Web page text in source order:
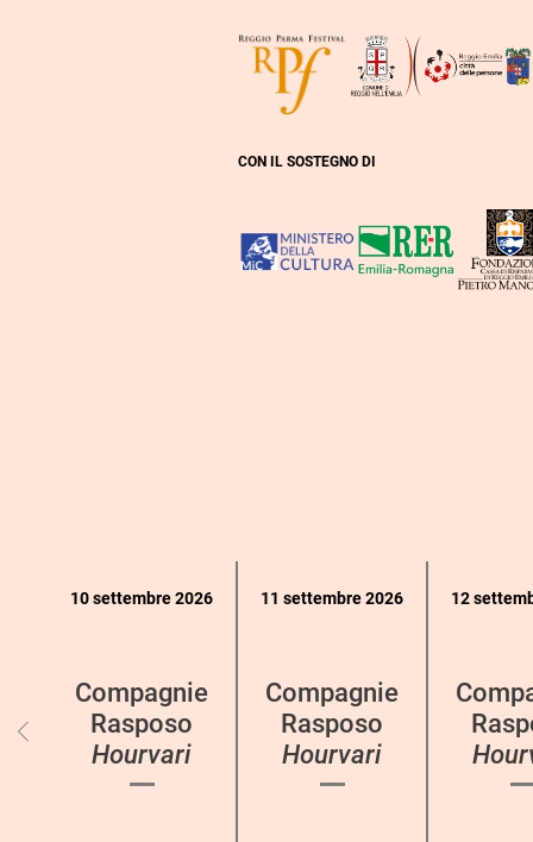
CON IL SOSTEGNO DI
eventi
10 settembre 2026
Compagnie
Rasposo
Hourvari
11 settembre 2026
Compagnie
Rasposo
Hourvari
12